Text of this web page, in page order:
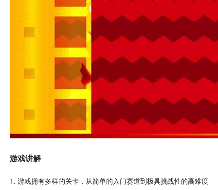
游戏讲解
1. 游戏拥有多样的关卡 ，从简单的入门赛道到极具挑战性的高难度